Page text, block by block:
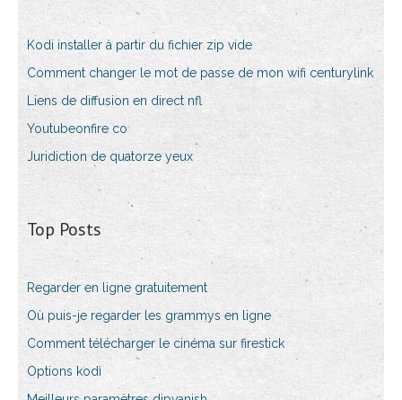
Kodi installer à partir du fichier zip vide
Comment changer le mot de passe de mon wifi centurylink
Liens de diffusion en direct nfl
Youtubeonfire co
Juridiction de quatorze yeux
Top Posts
Regarder en ligne gratuitement
Où puis-je regarder les grammys en ligne
Comment télécharger le cinéma sur firestick
Options kodi